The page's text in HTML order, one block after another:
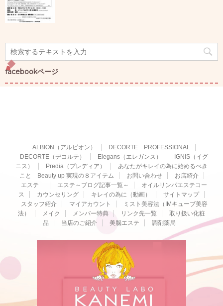
facebookページ
ALBION（アルビオン）
DECORTE PROFESSIONAL
DECORTE（デコルテ）
Elegans（エレガンス）
IGNIS（イグ
ニス）
Predia（プレディア）
あなたがキレイの為に始めるべき
こと Beauty up 実現の８アイテム
お問い合わせ
お店紹介
エステ
エステ～ブログ記事一覧～
オイルリンパエステコー
ス
カウンセリング キレイの為に（動画）
サイトマップ
スタッフ紹介
マイアカウント
ミスト美容法（IMキューブ美容
法）
メイク メンバー特典 リンク先一覧
取り扱い化粧
品
当店のご紹介 美脳エステ 調剤薬局